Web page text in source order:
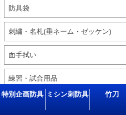
防具袋
刺繍・名札(垂ネーム・ゼッケン)
面手拭い
練習・試合用品
特別企画防具 ミシン刺防具 竹刀